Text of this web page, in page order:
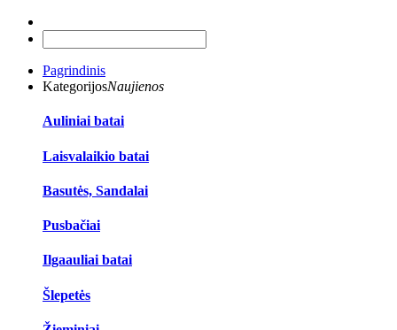
Pagrindinis
KategorijosNaujienos
Auliniai batai
Laisvalaikio batai
Basutės, Sandalai
Pusbačiai
Ilgaauliai batai
Šlepetės